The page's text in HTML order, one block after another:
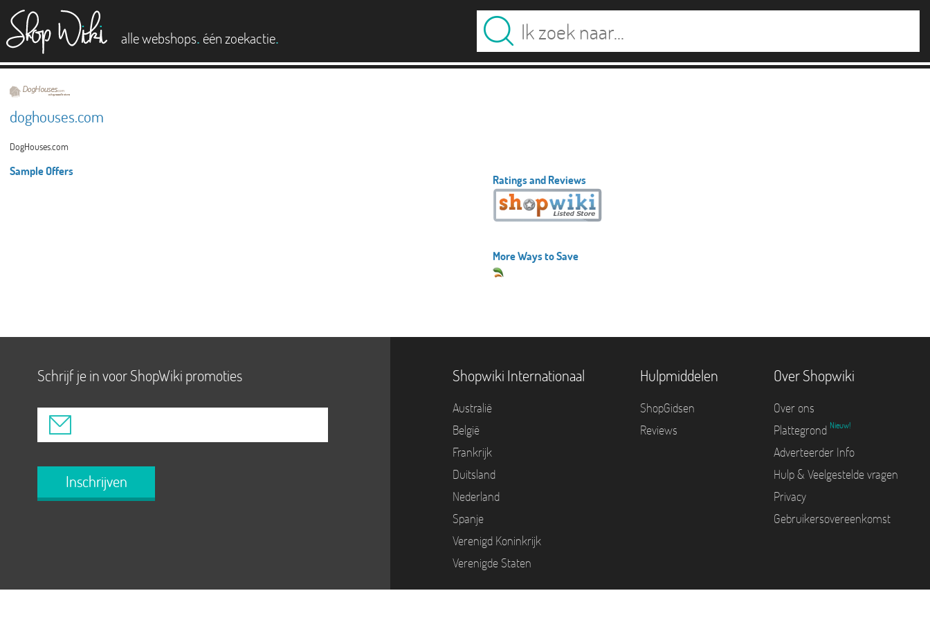
alle webshops. één zoekactie.
doghouses.com
DogHouses.com
Sample Offers
Ratings and Reviews
More Ways to Save
Schrijf je in voor ShopWiki promoties
Inschrijven
Shopwiki Internationaal
Australië
België
Frankrijk
Duitsland
Nederland
Spanje
Verenigd Koninkrijk
Verenigde Staten
Hulpmiddelen
ShopGidsen
Reviews
Over Shopwiki
Over ons
Plattegrond Nieuw!
Adverteerder Info
Hulp & Veelgestelde vragen
Privacy
Gebruikersovereenkomst